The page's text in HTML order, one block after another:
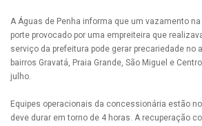
A Águas de Penha informa que um vazamento
porte provocado por uma empreiteira que
serviço da prefeitura pode gerar precariedade no
bairros Gravatá, Praia Grande, São Miguel e
julho.
Equipes operacionais da concessionária estão
deve durar em torno de 4 horas. A recuperação